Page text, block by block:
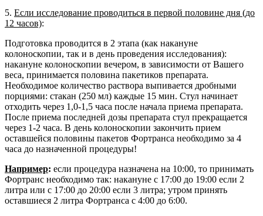
5. Если исследование проводиться в первой половине дня (до
12 часов):
Подготовка проводится в 2 этапа (как накануне
колоноскопии, так и в день проведения исследования):
накануне колоноскопии вечером, в зависимости от Вашего
веса, принимается половина пакетиков препарата.
Необходимое количество раствора выпивается дробными
порциями: стакан (250 мл) каждые 15 мин. Стул начинает
отходить через 1,0-1,5 часа после начала приема препарата.
После приема последней дозы препарата стул прекращается
через 1-2 часа. В день колоноскопии закончить прием
оставшейся половины пакетов Фортранса необходимо за 4
часа до назначенной процедуры!
Например: если процедура назначена на 10:00, то принимать
Фортранс необходимо так: накануне с 17:00 до 19:00 если 2
литра или с 17:00 до 20:00 если 3 литра; утром принять
оставшиеся 2 литра Фортранса с 4:00 до 6:00.